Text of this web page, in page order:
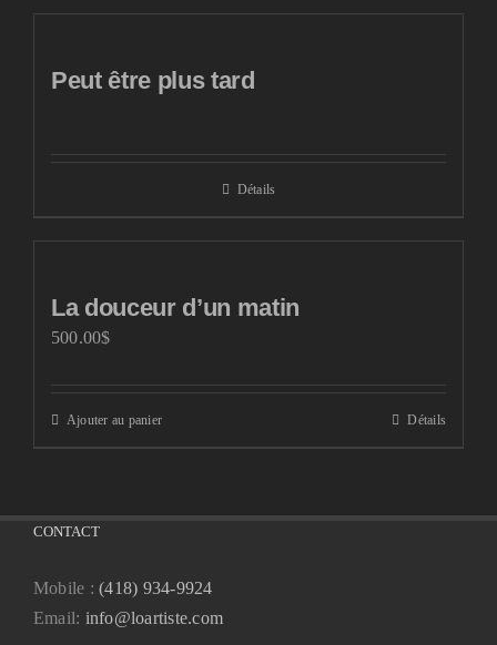
Peut être plus tard
Détails
La douceur d’un matin
500.00$
Ajouter au panier Détails
CONTACT
Mobile :(418) 934-9924
Email: info@loartiste.com